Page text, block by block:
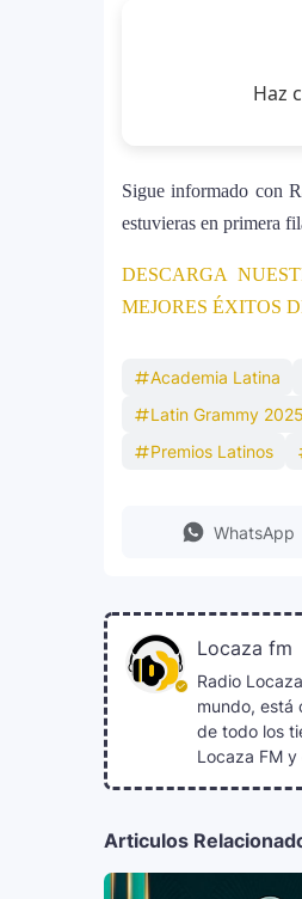
Carín
historia
12
Grammy
Haz
Sigue informado con
estuvieras en primera
DESCARGA
MEJORES ÉXITOS
Academia Latina
Latin Grammy 2025
Premios Latinos
WhatsApp
Locaza fm
Radio
mundo, está
de todo los
Locaza FM
Articulos